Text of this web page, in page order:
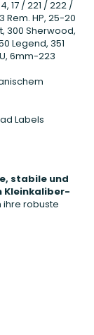
17 / 221 / 222 /
Rem. HP, 25-20
300 Sherwood,
Legend, 351
6mm-223
Labels
stabile und
Kleinkaliber-
ihre robuste